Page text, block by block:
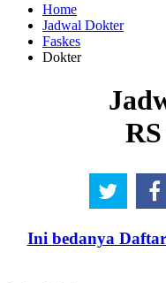
Home
Jadwal Dokter
Faskes
Dokter
Ini bedanya